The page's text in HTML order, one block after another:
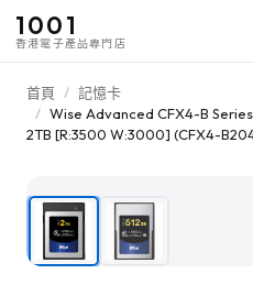
1001
香港電子產品專門店
首頁 / 記憶卡
/ Wise Advanced CFX4-B
2TB [R:3500 W:3000] (CFX4-